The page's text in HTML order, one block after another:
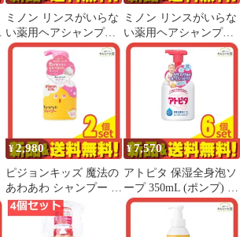
ミノン リンスがいらな
い薬用ヘアシャンプー
forキッズ 泡タイプ 本
体ポンプ 380mL 4個セ
ット まとめ売り
ミノン リンスがいらな
い薬用ヘアシャンプー
forキッズ 泡タイプ 本
体ポンプ 380mL 3個セ
ット まとめ売り
¥2,980
ピジョンキッズ 魔法の
あわあわ シャンプー 本
体ボトル 350mL 2個セ
ット まとめ売り
¥7,570
アトピタ 保湿全身泡ソ
ープ 350mL (ポンプ) 6
個セット まとめ売り